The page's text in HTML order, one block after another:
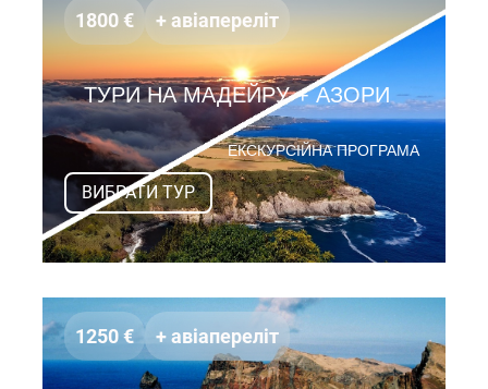
1800 € + авiаперелiт
ТУРИ НА МАДЕЙРУ + АЗОРИ
ЕКСКУРСІЙНА ПРОГРАМА
ВИБРАТИ ТУР
1250 € + авiаперелiт